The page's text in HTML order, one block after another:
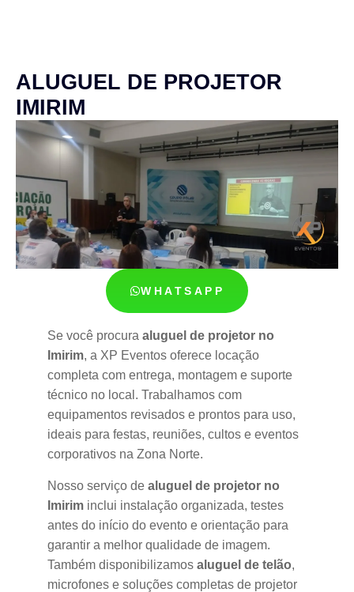
ALUGUEL DE PROJETOR
IMIRIM
WHATSAPP
Se você procura aluguel de projetor no
Imirim, a XP Eventos oferece locação
completa com entrega, montagem e suporte
técnico no local. Trabalhamos com
equipamentos revisados e prontos para uso,
ideais para festas, reuniões, cultos e eventos
corporativos na Zona Norte.
Nosso serviço de aluguel de projetor no
Imirim inclui instalação organizada, testes
antes do início do evento e orientação para
garantir a melhor qualidade de imagem.
Também disponibilizamos aluguel de telão,
microfones e soluções completas de projetor